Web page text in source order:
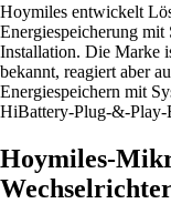
Hoymiles entwickelt
Energiespeicherung
Installation. Die Marke
bekannt, reagiert aber
Energiespeichern mit
HiBattery-Plug-&-Play-
Hoymiles-